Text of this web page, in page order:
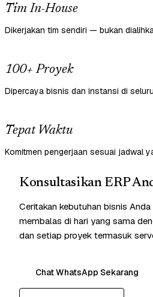
Tim In-House
Dikerjakan tim sendiri — bukan
100+ Proyek
Dipercaya bisnis dan instansi di
Tepat Waktu
Komitmen pengerjaan sesuai jadwal
Konsultasikan ERP
Ceritakan kebutuhan bisnis
membalas di hari yang sama
dan setiap proyek termasuk
Chat WhatsApp Sekarang